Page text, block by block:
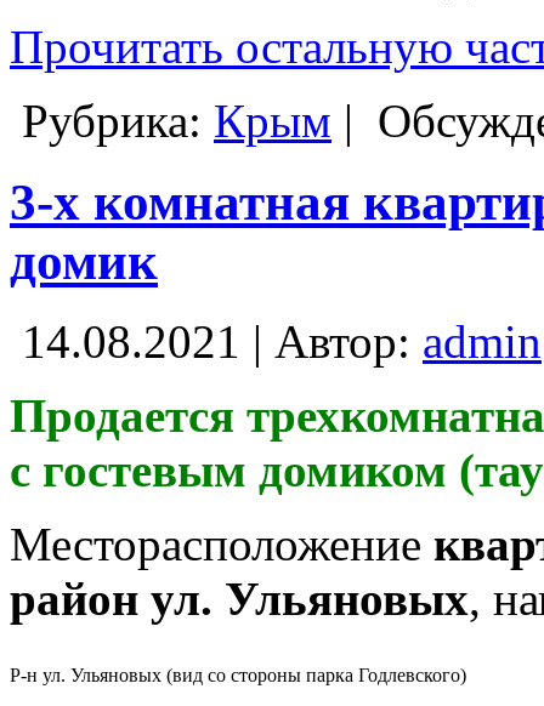
Прочитать остальную
Рубрика: Крым |
3-х комнатная
домик
14.08.2021 | Автор: admin
Продается
с гостевым домиком
Месторасположение
район ул. Ульяновых,
Р-н ул. Ульяновых (вид со стороны парка Годлевского)